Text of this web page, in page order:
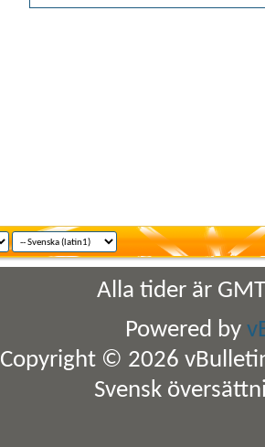
Alla tider är
Powered by
Copyright © 2026
Svensk